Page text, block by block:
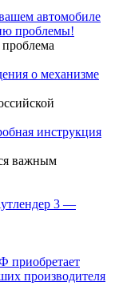
автомобиле
проблемы!
о механизме
инструкция
важным
3 —
приобретает
производителя